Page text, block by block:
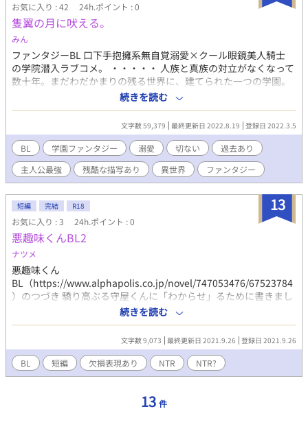
お気に入り : 42 24h.ポイント : 0
隻翼の月に吠える。
みん
ファンタジーBL 口下手抱擁系無自覚溺愛×クール眼鏡美人騎士
の学院潜入ラブコメ。 ・・・・・ 人族と真族の対立がなくなって
数十年。まだわだかまりの残る世界に、建てられた一つの学園。
人族と真族の架け橋になるために学園に送り込まれたミナリア
は、そこで同じ立場のユイセルと出会う。頑ななミナリアの心を
覆った鎧の鍵を、ユイセルは開けることができるのか。
・・・・・ クーデレ主人公 過去あり 欠損表現あり
続きを読む
文字数 59,379 最終更新日 2022.8.19 登録日 2022.3.5
BL 学園ファンタジー 溺愛 切ない
過去あり
主人公最強
残酷な描写あり 異世界 ファンタジー
13
短編 完結 R18
お気に入り : 3 24h.ポイント : 0
悪趣味くんBL2
ナツメ
悪趣味くん
BL（https://www.alphapolis.co.jp/novel/747053476/67523784
）のつづき 驕り高ぶる守屋くんに「わからせ」るために書きまし
た。新キャラくん✕伊勢くんのNTR（NTRではない）。守屋くん
は行為には不参加です。 受けが抱かれる時にでかい声を出すのが
性癖です。よろしくお願いします。
続きを読む
文字数 9,073 最終更新日 2021.9.26 登録日 2021.9.26
BL 短編 欠損表現あり NTR NTR?
13 件